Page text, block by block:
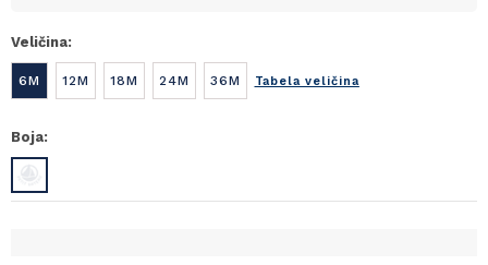
Veličina:
6M 12M 18M 24M 36M Tabela veličina
Boja: